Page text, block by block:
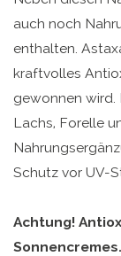
auch noch
enthalten.
kraftvolles
gewonnen wird.
Lachs, Forelle
Schutz vor UV-
Achtung!